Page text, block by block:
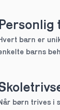
HTX
IB
Personlig
barn er
barns
børn trives i